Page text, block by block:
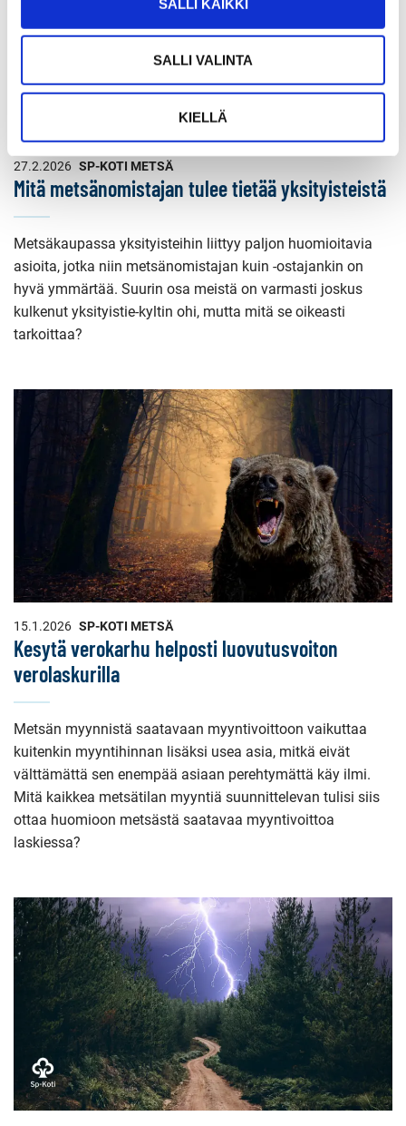
SALLI KAIKKI
SALLI VALINTA
KIELLÄ
27.2.2026 SP-KOTI METSÄ
Mitä metsänomistajan tulee tietää yksityisteistä
Metsäkaupassa yksityisteihin liittyy paljon huomioitavia
asioita, jotka niin metsänomistajan kuin -ostajankin on
hyvä ymmärtää. Suurin osa meistä on varmasti joskus
kulkenut yksityistie-kyltin ohi, mutta mitä se oikeasti
tarkoittaa?
15.1.2026 SP-KOTI METSÄ
Kesytä verokarhu helposti luovutusvoiton
verolaskurilla
Metsän myynnistä saatavaan myyntivoittoon vaikuttaa
kuitenkin myyntihinnan lisäksi usea asia, mitkä eivät
välttämättä sen enempää asiaan perehtymättä käy ilmi.
Mitä kaikkea metsätilan myyntiä suunnittelevan tulisi siis
ottaa huomioon metsästä saatavaa myyntivoittoa
laskiessa?